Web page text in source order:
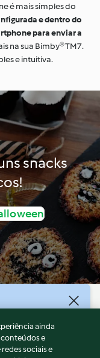
é mais simples do
e dentro do
para enviar a
na sua Bimby® TM7.
e intuitiva.
snacks
ainda
e
sociais e